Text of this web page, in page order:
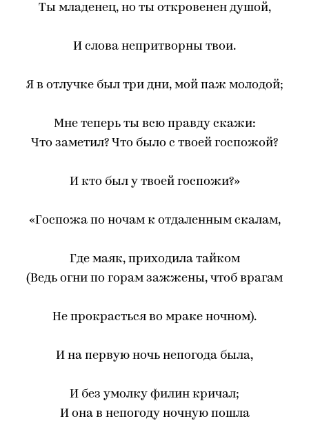
Ты младенец, но ты откровенен душой,
И слова непритворны твои.
Я в отлучке был три дни, мой паж молодой;
Мне теперь ты всю правду скажи:
Что заметил? Что было с твоей госпожой?
И кто был у твоей госпожи?»
«Госпожа по ночам к отдаленным скалам,
Где маяк, приходила тайком
(Ведь огни по горам зажжены, чтоб врагам
Не прокрасться во мраке ночном).
И на первую ночь непогода была,
И без умолку филин кричал;
И она в непогоду ночную пошла